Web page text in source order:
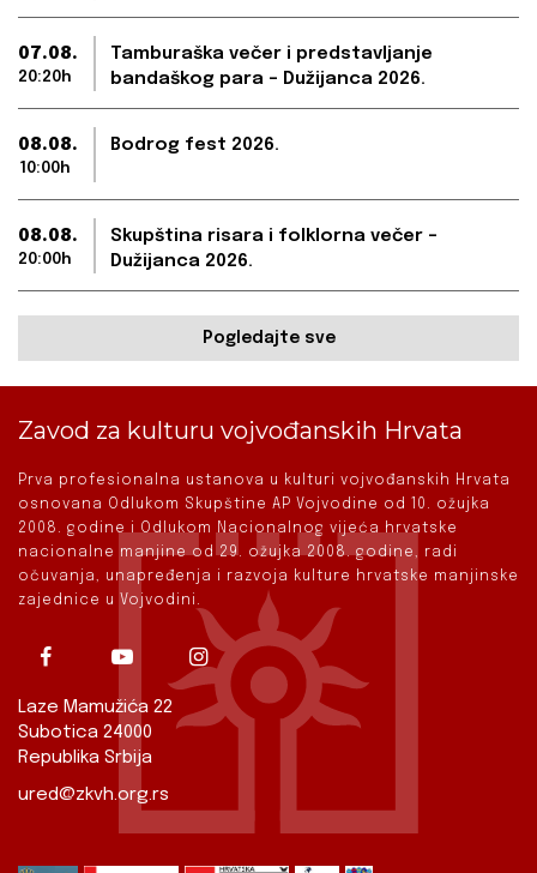
07.08.
20:20h
Tamburaška večer i predstavljanje
bandaškog para – Dužijanca 2026.
08.08.
10:00h
Bodrog fest 2026.
08.08.
20:00h
Skupština risara i folklorna večer –
Dužijanca 2026.
Pogledajte sve
Zavod za kulturu vojvođanskih Hrvata
Prva profesionalna ustanova u kulturi vojvođanskih Hrvata
osnovana Odlukom Skupštine AP Vojvodine od 10. ožujka
2008. godine i Odlukom Nacionalnog vijeća hrvatske
nacionalne manjine od 29. ožujka 2008. godine, radi
očuvanja, unapređenja i razvoja kulture hrvatske manjinske
zajednice u Vojvodini.
Laze Mamužića 22
Subotica 24000
Republika Srbija
ured@zkvh.org.rs